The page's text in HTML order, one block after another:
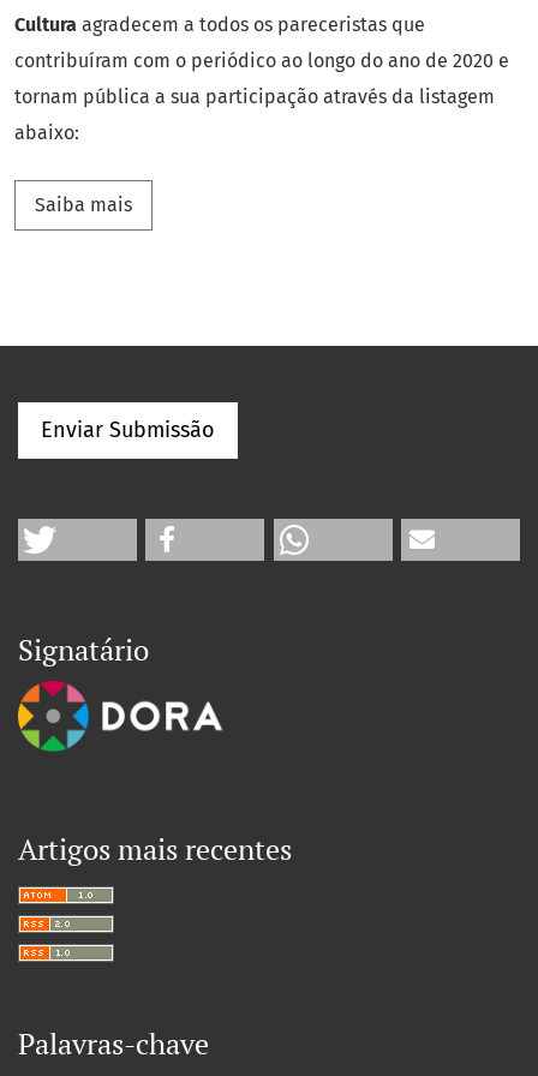
Cultura agradecem a todos os pareceristas que
contribuíram com o periódico ao longo do ano de 2020 e
tornam pública a sua participação através da listagem
abaixo:
Saiba maisSaiba mais sobre Agradecimento aos
Enviar Submissão
Signatário
Artigos mais recentes
Palavras-chave